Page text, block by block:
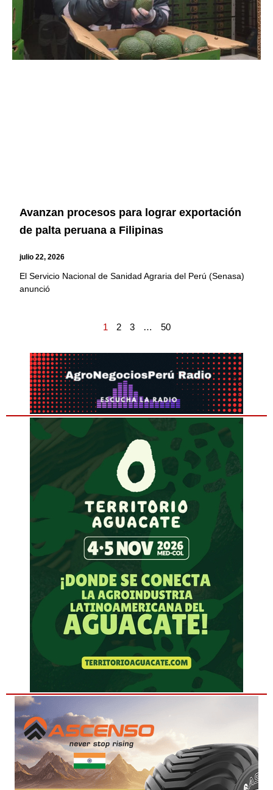
Avanzan procesos para lograr exportación
de palta peruana a Filipinas
julio 22, 2026
El Servicio Nacional de Sanidad Agraria del Perú (Senasa)
anunció
1 2 3 … 50